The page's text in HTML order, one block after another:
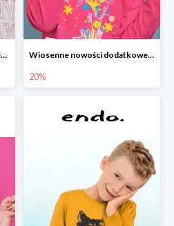
Wszystkie rodzinne t-shirty -50% Wiosenne nowości dodatkowe -20%
20%